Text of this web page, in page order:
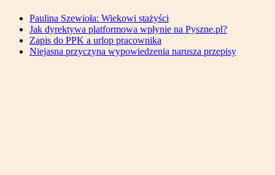
Paulina Szewioła: Wiekowi stażyści
Jak dyrektywa platformowa wpłynie na Pyszne.pl?
Zapis do PPK a urlop pracownika
Niejasna przyczyna wypowiedzenia narusza przepisy